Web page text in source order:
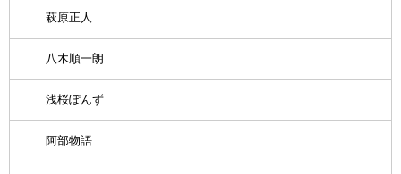
萩原正人
八木順一朗
浅桜ぽんず
阿部物語